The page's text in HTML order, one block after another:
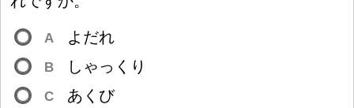
A よだれ
B しゃっくり
C あくび